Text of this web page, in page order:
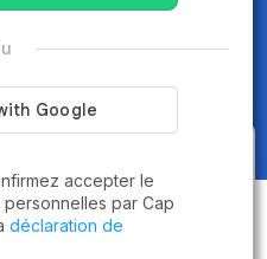
et EHPAD
Mer (50380)
des
adaptés à vos
minutes !
accepter le
par Cap
déclaration de